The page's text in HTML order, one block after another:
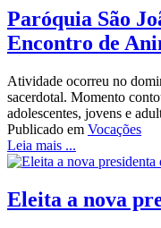
Paróquia São
Encontro de
Atividade ocorreu no
sacerdotal. Momento
adolescentes, jovens e
Publicado em Vocações
Leia mais ...
Eleita a nova